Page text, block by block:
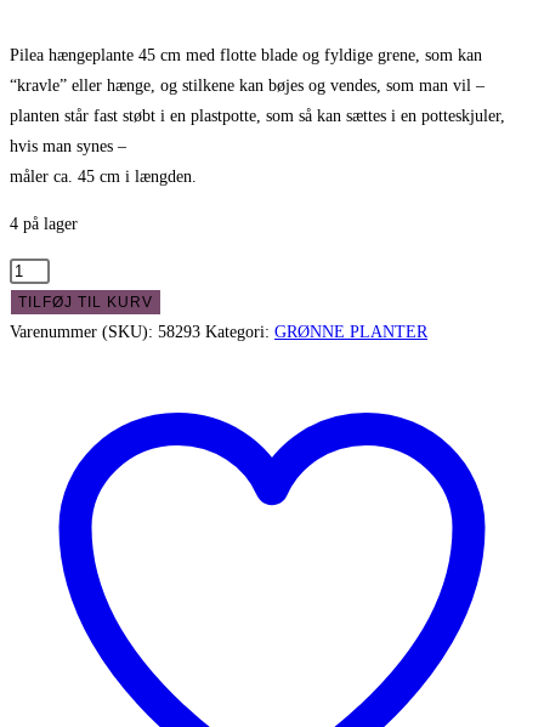
Pilea hængeplante 45 cm med flotte blade og fyldige grene, som kan
“kravle” eller hænge, og stilkene kan bøjes og vendes, som man vil –
planten står fast støbt i en plastpotte, som så kan sættes i en potteskjuler,
hvis man synes –
måler ca. 45 cm i længden.
4 på lager
Pilea
hængeplante
45
TILFØJ TIL KURV
Varenummer (SKU): 58293 Kategori: GRØNNE PLANTER